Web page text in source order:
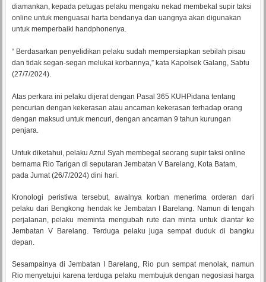
diamankan, kepada petugas pelaku mengaku nekad membekal supir taksi
online untuk menguasai harta bendanya dan uangnya akan digunakan
untuk memperbaiki handphonenya.
“ Berdasarkan penyelidikan pelaku sudah mempersiapkan sebilah pisau
dan tidak segan-segan melukai korbannya,” kata Kapolsek Galang, Sabtu
(27/7/2024).
Atas perkara ini pelaku dijerat dengan Pasal 365 KUHPidana tentang
pencurian dengan kekerasan atau ancaman kekerasan terhadap orang
dengan maksud untuk mencuri, dengan ancaman 9 tahun kurungan
penjara.
Untuk diketahui, pelaku Azrul Syah membegal seorang supir taksi online
bernama Rio Tarigan di seputaran Jembatan V Barelang, Kota Batam,
pada Jumat (26/7/2024) dini hari.
Kronologi peristiwa tersebut, awalnya korban menerima orderan dari
pelaku dari Bengkong hendak ke Jembatan I Barelang. Namun di tengah
perjalanan, pelaku meminta mengubah rute dan minta untuk diantar ke
Jembatan V Barelang. Terduga pelaku juga sempat duduk di bangku
depan.
Sesampainya di Jembatan I Barelang, Rio pun sempat menolak, namun
Rio menyetujui karena terduga pelaku membujuk dengan negosiasi harga